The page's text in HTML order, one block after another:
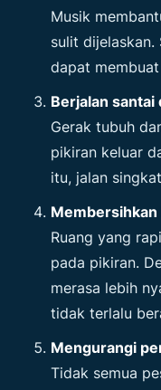
Musik
sulit dijelaskan.
dapat
Berjalan
Gerak tubuh
pikiran keluar
itu, jalan
Membersihkan
Ruang yang
pada pikiran.
merasa lebih
tidak terlalu
Mengurangi
Tidak semua